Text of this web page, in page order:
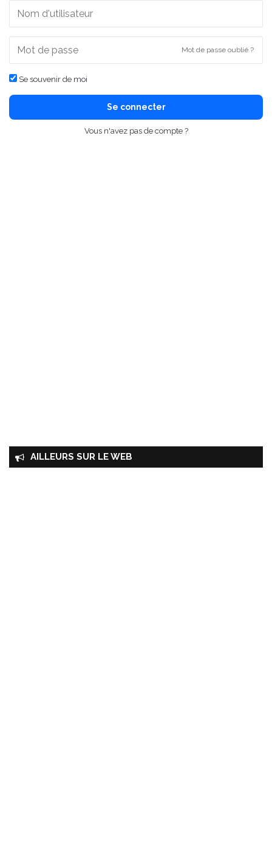
Mot de passe oublié ?
Se souvenir de moi
Se connecter
Vous n'avez pas de compte ?
AILLEURS SUR LE WEB